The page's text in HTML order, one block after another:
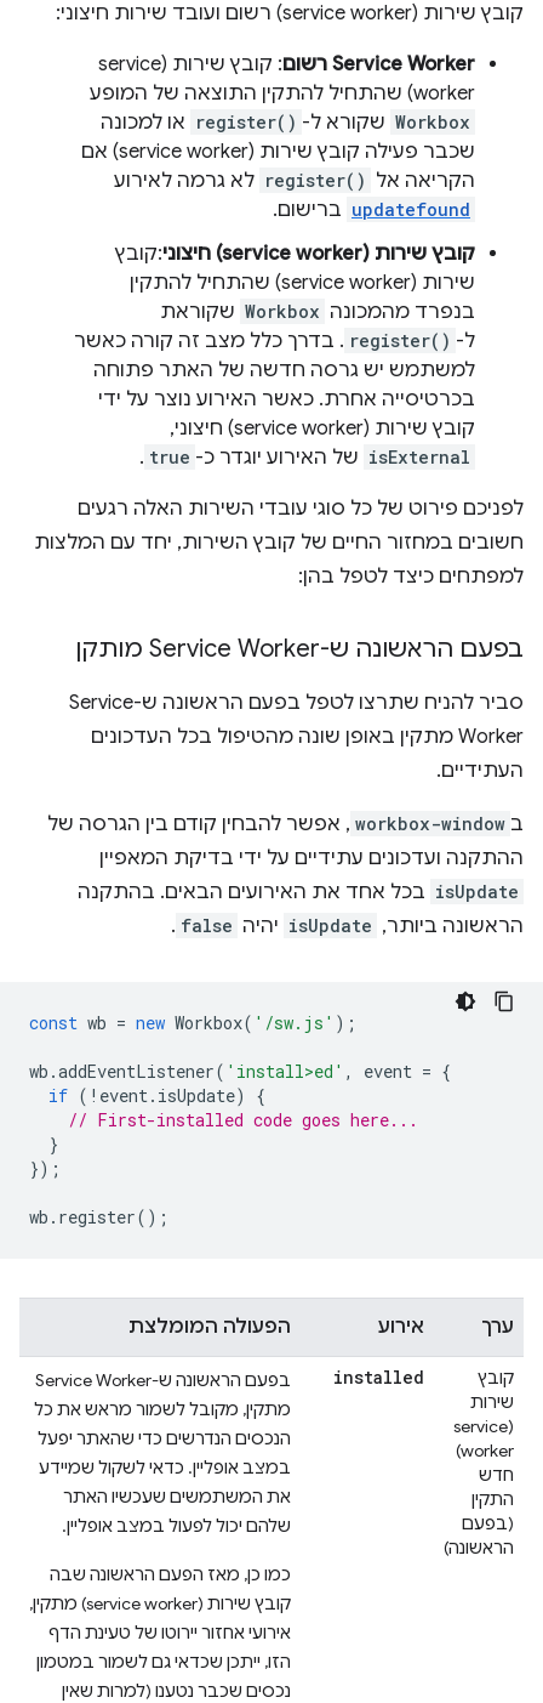
קובץ שירות (service worker) רשום ועובד שירות חיצוני:
Service Worker רשום
: קובץ שירות (service
worker) שהתחיל להתקין התוצאה של המופע
Workbox שקורא ל- register() או למכונה
שכבר פעילה קובץ שירות (service worker) אם
הקריאה אל register() לא גרמה לאירוע
updatefound ברישום.
קובץ שירות (service worker) חיצוני
:קובץ
שירות (service worker) שהתחיל להתקין
בנפרד מהמכונה Workbox שקוראת
ל- register() . בדרך כלל מצב זה קורה כאשר
למשתמש יש גרסה חדשה של האתר פתוחה
בכרטיסייה אחרת. כאשר האירוע נוצר על ידי
קובץ שירות (service worker) חיצוני,
isExternal של האירוע יוגדר כ- true
.
לפניכם פירוט של כל סוגי עובדי השירות האלה רגעים
חשובים במחזור החיים של קובץ השירות, יחד עם המלצות
למפתחים כיצד לטפל בהן:
בפעם הראשונה ש-Service Worker מותקן
סביר להניח שתרצו לטפל בפעם הראשונה ש-Service
Worker מתקין באופן שונה מהטיפול בכל העדכונים
העתידיים.
ב workbox-window , אפשר להבחין קודם בין הגרסה של
ההתקנה ועדכונים עתידיים על ידי בדיקת המאפיין
isUpdate בכל אחד את האירועים הבאים. בהתקנה
הראשונה ביותר, isUpdate יהיה false
.
const wb = new Workbox( '/sw.js' );
wb .addEventListener( 'install>ed' , event = {
if ( ! event. isUpdate)
{
// First-installed code goes here...
}
});
wb . register();
ערך אירוע הפעולה המומלצת
קובץ
שירות
(service
worker)
חדש
התקין
(בפעם
הראשונה)
installed
בפעם הראשונה ש-Service Worker
מתקין, מקובל לשמור מראש את כל
הנכסים הנדרשים כדי שהאתר יפעל
במצב אופליין. כדאי לשקול שמיידע
את המשתמשים שעכשיו האתר
שלהם יכול לפעול במצב אופליין.
כמו כן, מאז הפעם הראשונה שבה
קובץ שירות (service worker) מתקין,
אירועי אחזור יירוטו של טעינת הדף
הזו, ייתכן שכדאי גם לשמור במטמון
נכסים שכבר נטענו (למרות שאין